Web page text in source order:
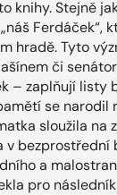
knihy. Stejně
Ferdáček“,
hradě. Tyto
či
– zaplňují listy
se narodil
sloužila
bezprostřední
a
pro